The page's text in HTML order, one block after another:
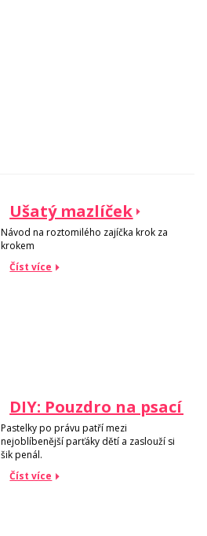
Ušatý mazlíček
Návod na roztomilého zajíčka krok za
krokem
Číst více
DIY: Pouzdro na psací
Pastelky po právu patří mezi
nejoblíbenější parťáky dětí a zaslouží si
šik penál.
Číst více